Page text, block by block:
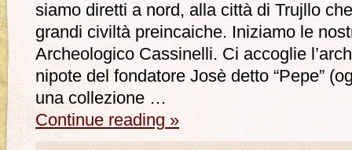
siamo diretti a nord, alla città di Trujllo
grandi civiltà preincaiche. Iniziamo le
Archeologico Cassinelli. Ci accoglie
nipote del fondatore Josè detto “Pepe”
una collezione …
Continue reading »